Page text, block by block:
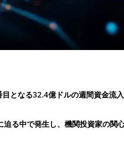
となる32.4億ドルの週間資金流
る中で発生し、機関投資家の関